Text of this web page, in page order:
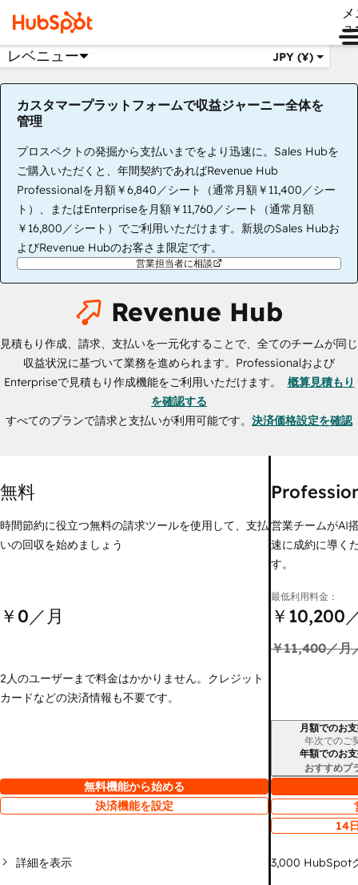
ュ
レベニュー JPY (¥)
カスタマープラットフォームで収益ジャーニー全体を
管理
プロスペクトの発掘から支払いまでをより迅速に。Sales Hubを
ご購入いただくと、年間契約であればRevenue Hub
Professionalを月額￥6,840／シート（通常月額￥11,400／シー
ト）、またはEnterpriseを月額￥11,760／シート（通常月額
￥16,800／シート）でご利用いただけます。新規のSales Hubお
よびRevenue Hubのお客さま限定です。
営業担当者に相談
Revenue Hub
見積もり作成、請求、支払いを一元化することで、全てのチームが同じ
収益状況に基づいて業務を進められます。Professionalおよび
Enterpriseで見積もり作成機能をご利用いただけます。
概算見積もり
を確認する
すべてのプランで請求と支払いが利用可能です。 決済価格設定を確認
無料
時間節約に役立つ無料の請求ツールを使用して、支払
いの回収を始めましょう
￥0／月
2人のユーザーまで料金はかかりません。クレジット
カードなどの決済情報も不要です。
無料機能から始める
決済機能を設定
詳細を表示
営業チームがAI
速に成約に導く
す。
最低利用料金：
￥10,200
￥11,400／月
請求期間月額でのお
年次でのご
年額でのお
おすすめプ
14
3,000 HubSpot